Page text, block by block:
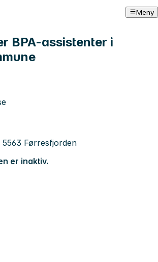
Meny
BPA-assistenter i
5563 Førresfjorden
er inaktiv.